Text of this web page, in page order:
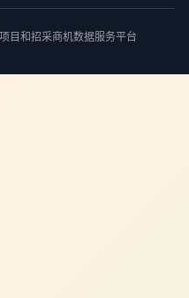
目和招采商机数据服务平台